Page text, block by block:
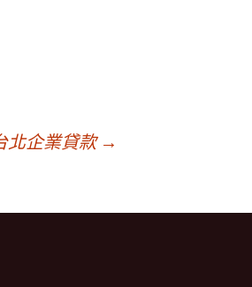
北企業貸款 →